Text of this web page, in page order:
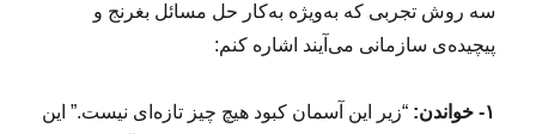
سه روش تجربی که به‌ویژه به‌کار حل مسائل بغرنج و
پیچیده‌ی سازمانی می‌آیند اشاره کنم:
۱- خواندن:
“زیر این آسمان کبود هیچ چیز تازه‌ای نیست.” این